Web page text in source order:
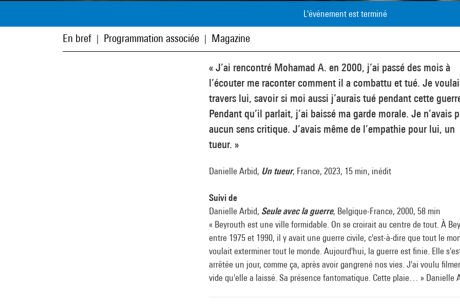
L'événement est terminé
En bref Programmation associée Magazine
« J’ai rencontré Mohamad A. en 2000, j’ai passé des mois à
l’écouter me raconter comment il a combattu et tué. Je
travers lui, savoir si moi aussi j’aurais tué pendant cette
Pendant qu’il parlait, j’ai baissé ma garde morale. Je n’avais
aucun sens critique. J’avais même de l’empathie pour lui, un
tueur. »
Danielle Arbid, Un tueur, France, 2023, 15 min, inédit
Suivi de
Danielle Arbid, Seule avec la guerre, Belgique-France, 2000, 58 min
« Beyrouth est une ville formidable. On se croirait au centre de tout. À
entre 1975 et 1990, il y avait une guerre civile, c'est-à-dire que tout le
voulait exterminer tout le monde. Aujourd'hui, la guerre est finie. Elle
arrêtée un jour, comme ça, après avoir gangrené nos vies. J'ai voulu
vide qu'elle a laissé. Sa présence fantomatique. Cette plaie… » Danielle